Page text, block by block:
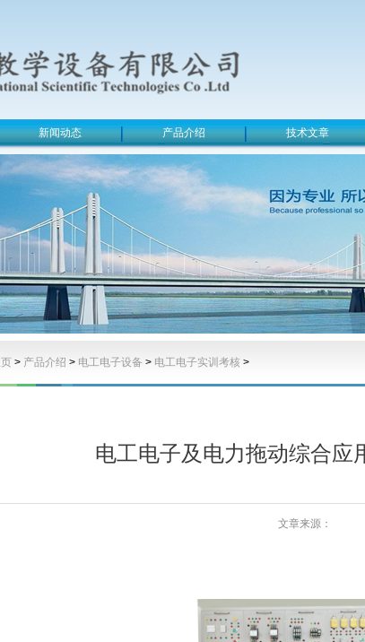
新闻动态 产品介绍 技术文章
> 产品介绍 > 电工电子设备 > 电工电子实训考核 >
电工电子及电力拖动综合应
文章来源：